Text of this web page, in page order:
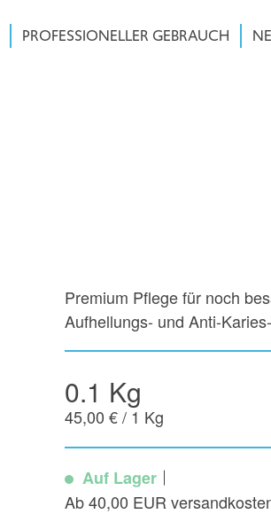
PROFESSIONELLER GEBRAUCH
Premium Pflege für noch
Aufhellungs- und Anti-
0.1 Kg
45,00 € / 1 Kg
Auf Lager
Ab 40,00 EUR